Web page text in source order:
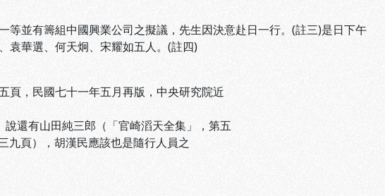
並有籌組中國興業公司之擬議，先生因決意赴日一行。(註三)是日下午
袁華選、何天炯、宋耀如五人。(註四)
，民國七十一年五月再版，中央研究院近
還有山田純三郎（「官崎滔天全集」，第五
頁），胡漢民應該也是隨行人員之